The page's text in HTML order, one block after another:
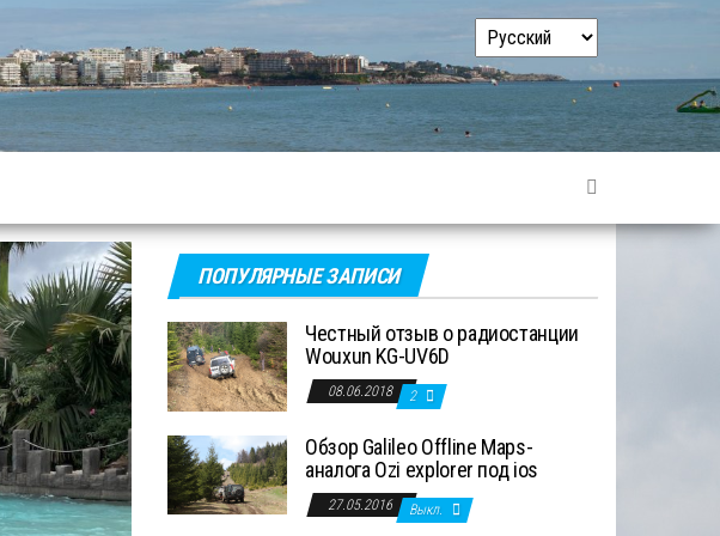
Выбрать
язык
ПОПУЛЯРНЫЕ ЗАПИСИ
Честный отзыв о радиостанции
Wouxun KG-UV6D
08.06.2018 2
Обзор Galileo Offline Maps-
аналога Ozi explorer под ios
27.05.2016 Выкл.